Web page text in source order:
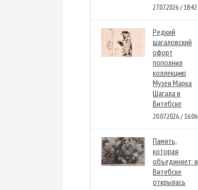
27.07.2026 / 18:42
Редкий
шагаловский
офорт
пополнил
коллекцию
Музея Марка
Шагала в
Витебске
20.07.2026 / 16:06
Память,
которая
объединяет: в
Витебске
открылась